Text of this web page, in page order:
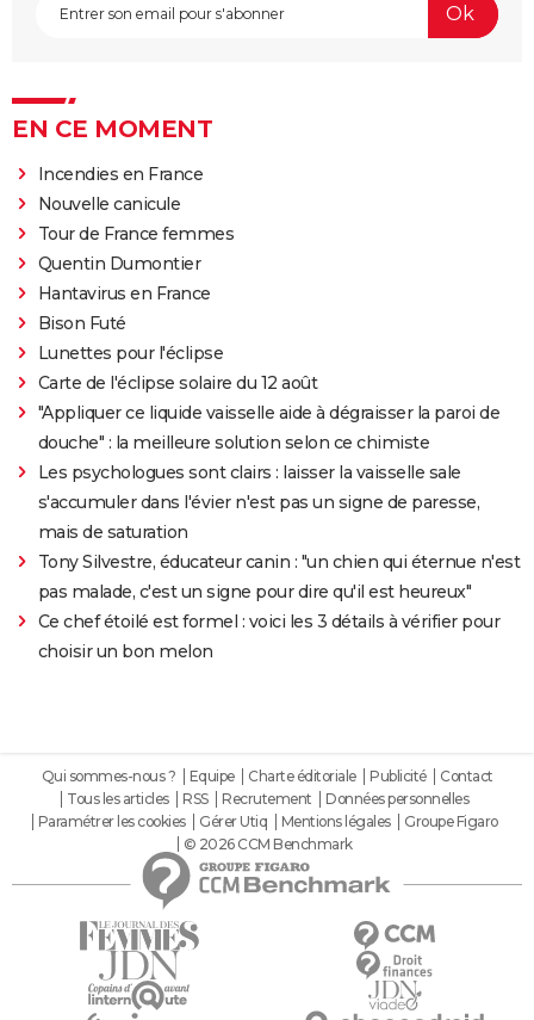
EN CE MOMENT
Incendies en France
Nouvelle canicule
Tour de France femmes
Quentin Dumontier
Hantavirus en France
Bison Futé
Lunettes pour l'éclipse
Carte de l'éclipse solaire du 12 août
"Appliquer ce liquide vaisselle aide à dégraisser la paroi de
douche" : la meilleure solution selon ce chimiste
Les psychologues sont clairs : laisser la vaisselle sale
s'accumuler dans l'évier n'est pas un signe de paresse,
mais de saturation
Tony Silvestre, éducateur canin : "un chien qui éternue n'est
pas malade, c'est un signe pour dire qu'il est heureux"
Ce chef étoilé est formel : voici les 3 détails à vérifier pour
choisir un bon melon
Qui sommes-nous ? Equipe Charte éditoriale Publicité
Contact
Tous les articles
RSS Recrutement
Données personnelles
Paramétrer les cookies
Gérer Utiq Mentions légales
Groupe Figaro
© 2026 CCM Benchmark